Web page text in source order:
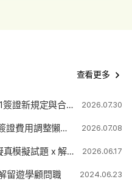
查看更多
美國學生簽證最新公告｜2026 F-1簽證新規定與合法停留期限變更解析 2026.07.30
【2026 最新】澳洲打工度假與學生簽證費用調整懶人包 2026.07.08
GIO IELTS雅思線上課程 x 100%擬真模擬試題 x 解題技巧 2026.06.17
留遊學顧問職 2024.06.23